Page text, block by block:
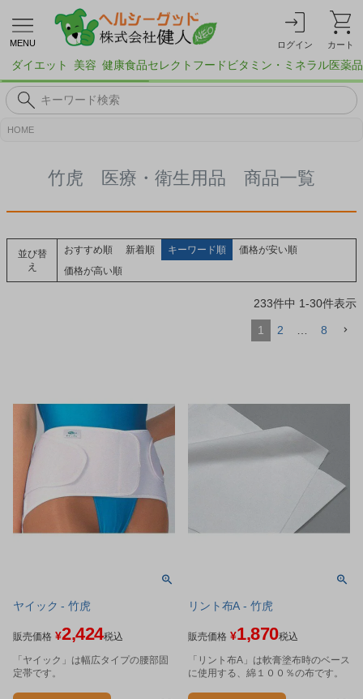
MENU ログイン カート
ダイエット 美容 健康食品セレクトフード ビタミン・ミネラル医薬品
HOME
竹虎 医療・衛生用品 商品一覧
並び替
え
おすすめ順 新着順 キーワード順
価格が安い順
価格が高い順
233件中 1-30件表示
1 2 8
ヤイック - 竹虎
販売価格 ¥2,424税込
「ヤイック」は幅広タイプの腰部固
定帯です。
リント布A - 竹虎
販売価格 ¥1,870税込
「リント布A」は軟膏塗布時のベース
に使用する、綿１００％の布です。